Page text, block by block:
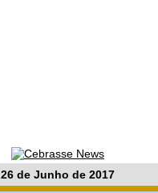
26 de Junho de 2017